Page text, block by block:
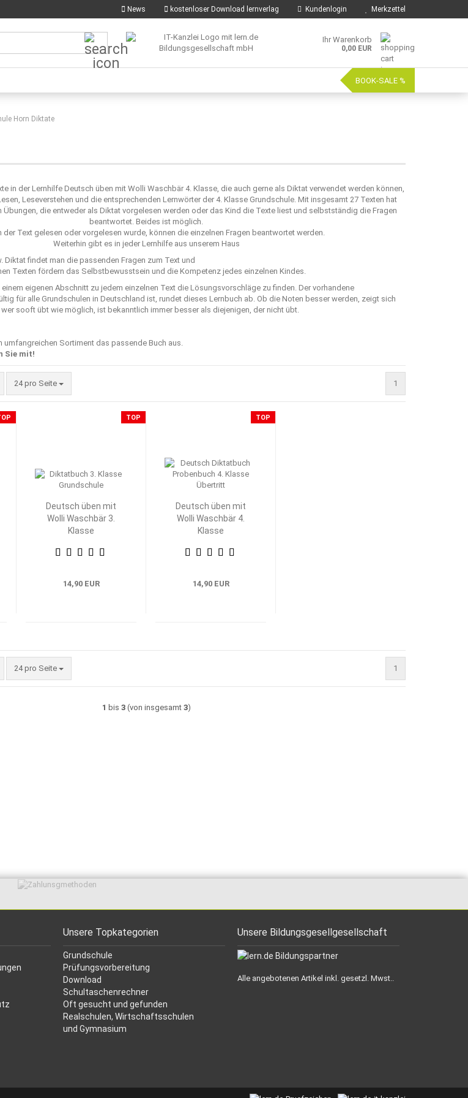
News kostenloser Download lernverlag Kundenlogin Merkzettel
Suche... Ihr Warenkorb
0,00 EUR
BOOK-SALE %
Horn Diktate
in der Lernhilfe Deutsch üben mit Wolli Waschbär 4. Klasse, die auch gerne als Diktat verwendet werden können,
Leseverstehen und die entsprechenden Lernwörter der 4. Klasse Grundschule. Mit insgesamt 27 Texten hat
Übungen, die entweder als Diktat vorgelesen werden oder das Kind die Texte liest und selbstständig die Fragen
beantwortet. Beides ist möglich.
der Text gelesen oder vorgelesen wurde, können die einzelnen Fragen beantwortet werden.
Weiterhin gibt es in jeder Lernhilfe aus unserem Haus
Diktat findet man die passenden Fragen zum Text und
Texten fördern das Selbstbewusstsein und die Kompetenz jedes einzelnen Kindes.
eigenen Abschnitt zu jedem einzelnen Text die Lösungsvorschläge zu finden. Der vorhandene
für alle Grundschulen in Deutschland ist, rundet dieses Lernbuch ab. Ob die Noten besser werden, zeigt sich
sooft übt wie möglich, ist bekanntlich immer besser als diejenigen, der nicht übt.
umfangreichen Sortiment das passende Buch aus.
Sie mit!
24 pro Seite
pro Seite 1
TOP
Deutsch üben mit
Wolli Waschbär 3.
Klasse
14,90 EUR
TOP
Deutsch üben mit
Wolli Waschbär 4.
Klasse
14,90 EUR
24 pro Seite
pro Seite 1
1 bis 3(von insgesamt 3)
Unsere Topkategorien
Grundschule
Prüfungsvorbereitung
Download
Schultaschenrechner
Oft gesucht und gefunden
Realschulen, Wirtschaftsschulen
und Gymnasium
Unsere Bildungsgesellgesellschaft
Alle angebotenen Artikel inkl. gesetzl. Mwst..